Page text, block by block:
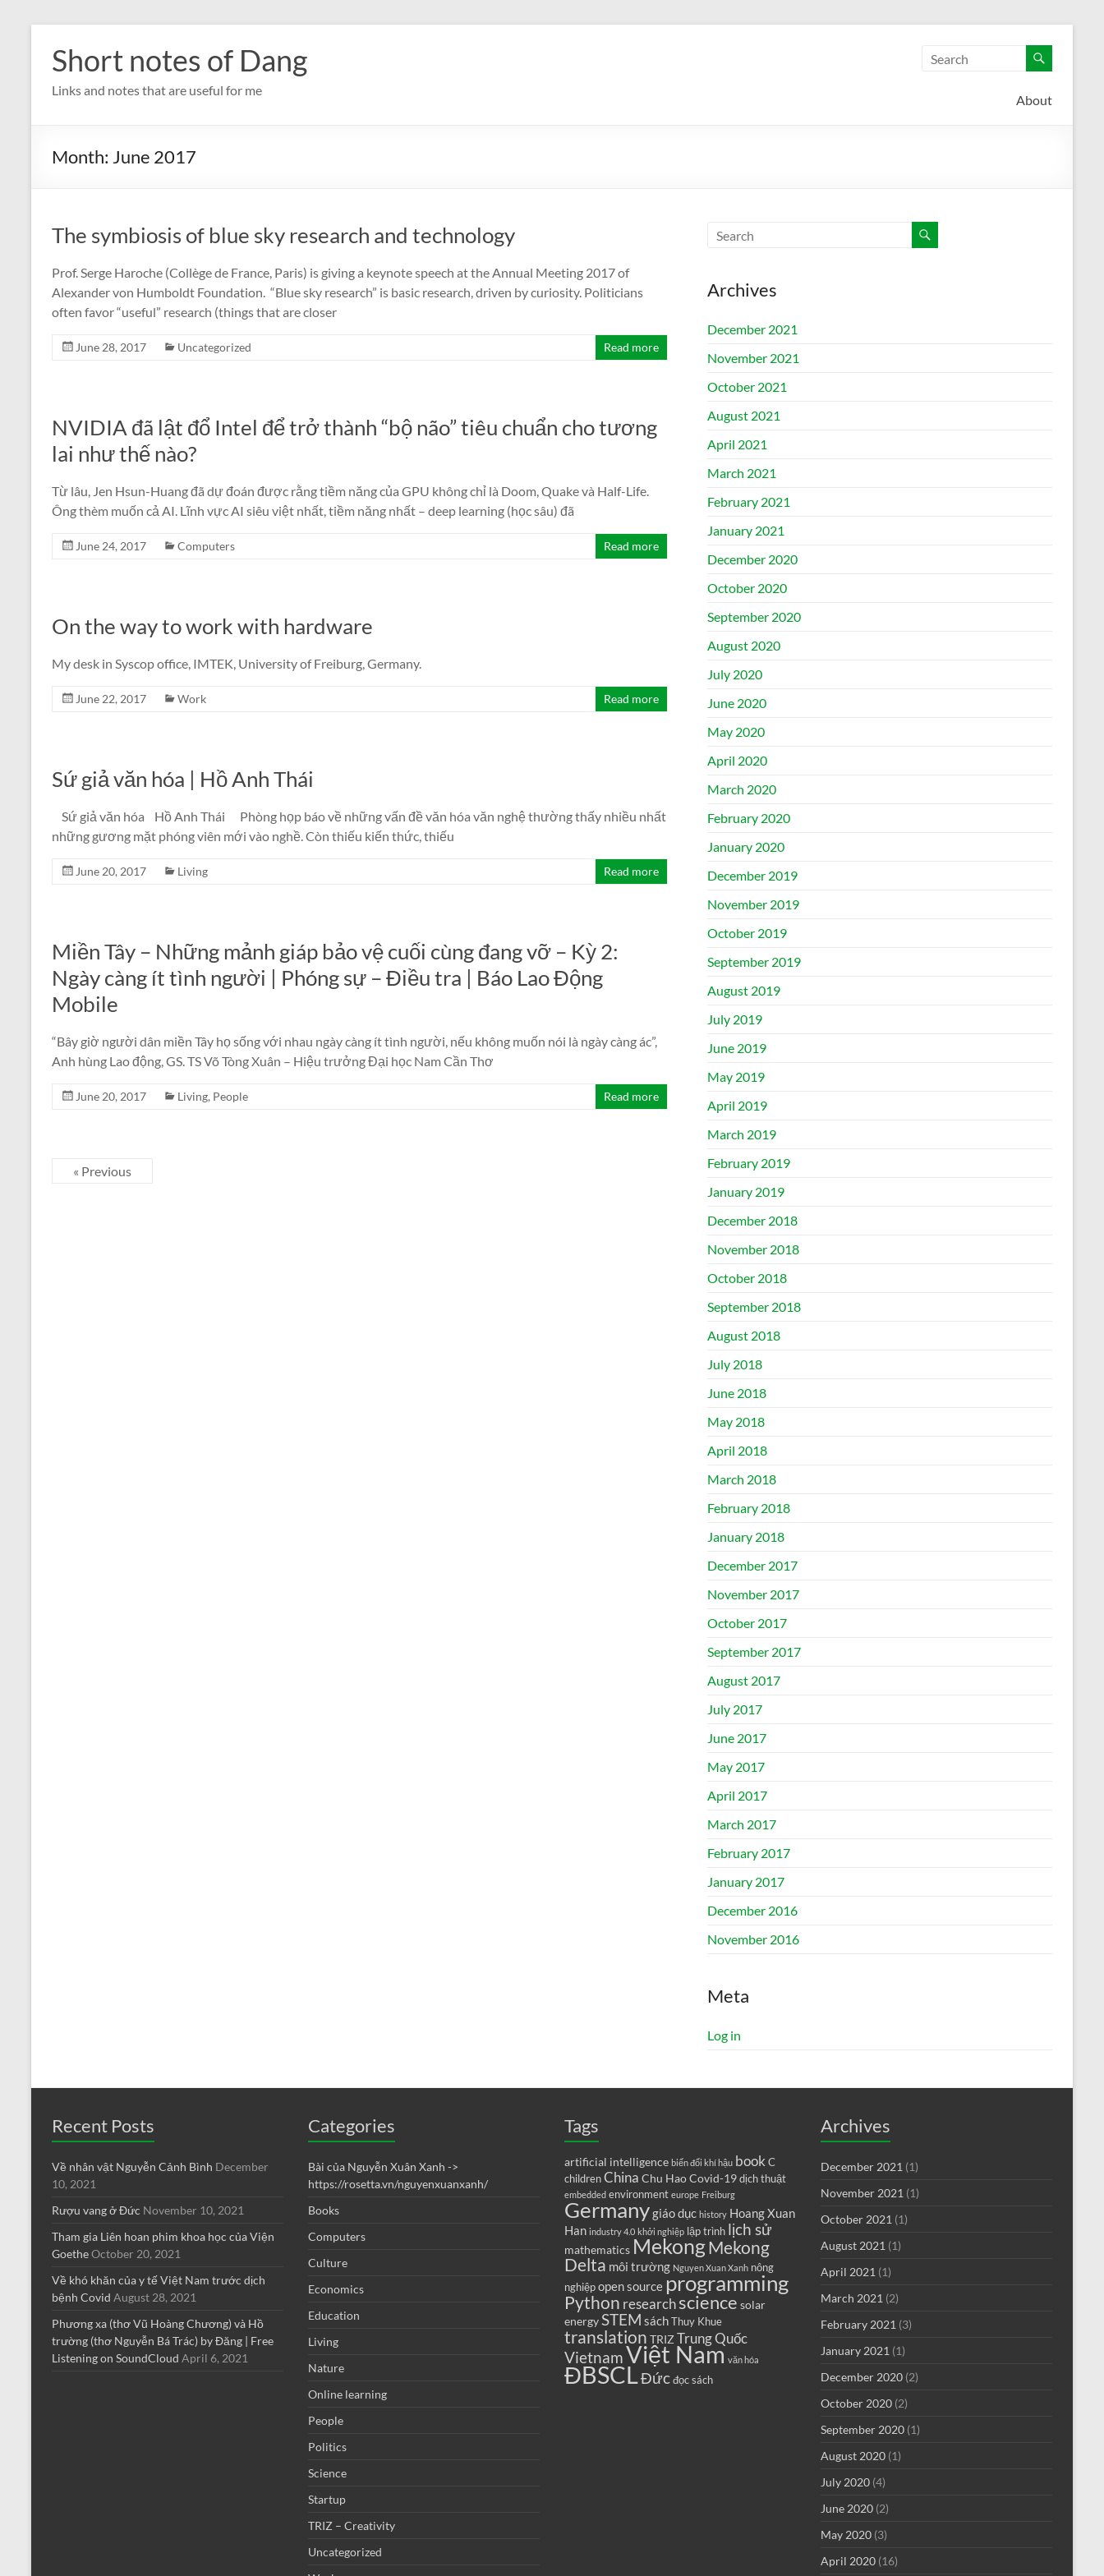
content
Short notes of Dang
Links and notes that are useful for me
About
Month: June 2017
The symbiosis of blue sky research and technology
Prof. Serge Haroche (Collège de France, Paris) is giving a keynote speech at the Annual Meeting 2017 of
Alexander von Humboldt Foundation. “Blue sky research” is basic research, driven by curiosity. Politicians
often favor “useful” research (things that are closer
June 28, 2017 Uncategorized Read more
NVIDIA đã lật đổ Intel để trở thành “bộ não” tiêu chuẩn cho tương
lai như thế nào?
Từ lâu, Jen Hsun-Huang đã dự đoán được rằng tiềm năng của GPU không chỉ là Doom, Quake và Half-Life.
Ông thèm muốn cả AI. Lĩnh vực AI siêu việt nhất, tiềm năng nhất – deep learning (học sâu) đã
June 24, 2017 Computers Read more
On the way to work with hardware
My desk in Syscop office, IMTEK, University of Freiburg, Germany.
June 22, 2017 Work Read more
Sứ giả văn hóa | Hồ Anh Thái
Sứ giả văn hóa Hồ Anh Thái Phòng họp báo về những vấn đề văn hóa văn nghệ thường thấy nhiều nhất
những gương mặt phóng viên mới vào nghề. Còn thiếu kiến thức, thiếu
June 20, 2017 Living Read more
Miền Tây – Những mảnh giáp bảo vệ cuối cùng đang vỡ – Kỳ 2:
Ngày càng ít tình người | Phóng sự – Điều tra | Báo Lao Động
Mobile
“Bây giờ người dân miền Tây họ sống với nhau ngày càng ít tình người, nếu không muốn nói là ngày càng ác”,
Anh hùng Lao động, GS. TS Võ Tòng Xuân – Hiệu trưởng Đại học Nam Cần Thơ
June 20, 2017 Living, People Read more
« Previous
Archives
December 2021
November 2021
October 2021
August 2021
April 2021
March 2021
February 2021
January 2021
December 2020
October 2020
September 2020
August 2020
July 2020
June 2020
May 2020
April 2020
March 2020
February 2020
January 2020
December 2019
November 2019
October 2019
September 2019
August 2019
July 2019
June 2019
May 2019
April 2019
March 2019
February 2019
January 2019
December 2018
November 2018
October 2018
September 2018
August 2018
July 2018
June 2018
May 2018
April 2018
March 2018
February 2018
January 2018
December 2017
November 2017
October 2017
September 2017
August 2017
July 2017
June 2017
May 2017
April 2017
March 2017
February 2017
January 2017
December 2016
November 2016
Meta
Log in
Recent Posts
Về nhân vật Nguyễn Cảnh Bình December
10, 2021
Rượu vang ở Đức November 10, 2021
Tham gia Liên hoan phim khoa học của Viện
GoetheOctober 20, 2021
Về khó khăn của y tế Việt Nam trước dịch
bệnh Covid August 28, 2021
Phương xa (thơ Vũ Hoàng Chương) và Hồ
trường (thơ Nguyễn Bá Trác) by Đăng | Free
Listening on SoundCloud April 6, 2021
Categories
Bài của Nguyễn Xuân Xanh ->
https://rosetta.vn/nguyenxuanxanh/
Books
Computers
Culture
Economics
Education
Living
Nature
Online learning
People
Politics
Science
Startup
TRIZ – Creativity
Uncategorized
Tags
artificial intelligence biến đổi khí hậu book C
children China Chu HaoCovid-19 dịch thuật
embedded environment europe Freiburg
Germanygiáo dục history Hoang Xuan
Han industry 4.0 khởi nghiệp lập trình lịch sử
mathematics MekongMekong
Delta môi trường Nguyen Xuan Xanh nông
nghiệp open source programming
Python research science solar
energySTEM sách Thuy Khue
translation TRIZTrung Quốc
VietnamViệt Nam văn hóa
ĐBSCLĐức đọc sách
Archives
December 2021 (1)
November 2021 (1)
October 2021 (1)
August 2021 (1)
April 2021 (1)
March 2021 (2)
February 2021 (3)
January 2021 (1)
December 2020 (2)
October 2020 (2)
September 2020 (1)
August 2020 (1)
July 2020 (4)
June 2020 (2)
May 2020 (3)
April 2020 (16)